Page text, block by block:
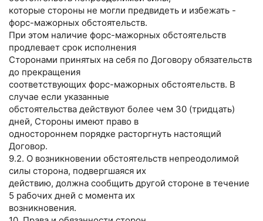
которые стороны не могли предвидеть и избежать -
форс-мажорных обстоятельств.
При этом наличие форс-мажорных обстоятельств
продлевает срок исполнения
Сторонами принятых на себя по Договору обязательств
до прекращения
соответствующих форс-мажорных обстоятельств. В
случае если указанные
обстоятельства действуют более чем 30 (тридцать)
дней, Стороны имеют право в
одностороннем порядке расторгнуть настоящий
Договор.
9.2. О возникновении обстоятельств непреодолимой
силы сторона, подвергшаяся их
действию, должна сообщить другой стороне в течение
5 рабочих дней с момента их
возникновения.